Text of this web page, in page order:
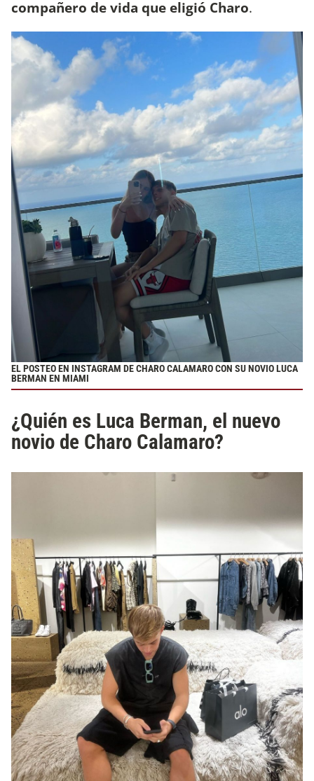
compañero de vida que eligió Charo.
EL POSTEO EN INSTAGRAM DE CHARO CALAMARO CON SU NOVIO LUCA
BERMAN EN MIAMI
¿Quién es Luca Berman, el nuevo
novio de Charo Calamaro?